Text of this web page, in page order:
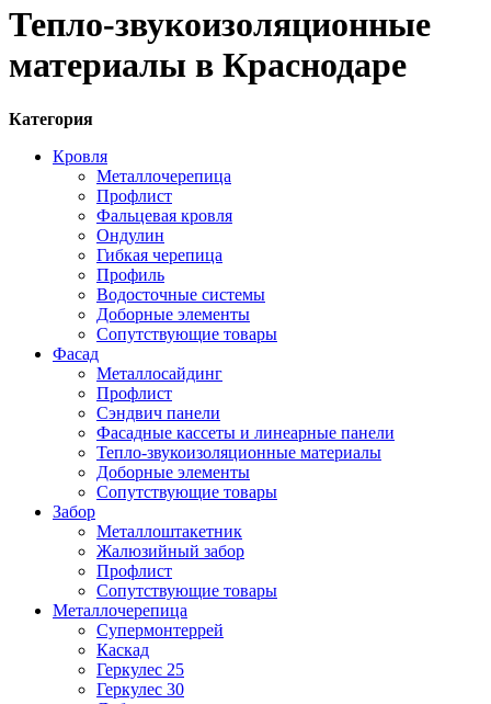
Тепло-звукоизоляционные
материалы в Краснодаре
Категория
Кровля
Металлочерепица
Профлист
Фальцевая кровля
Ондулин
Гибкая черепица
Профиль
Водосточные системы
Доборные элементы
Сопутствующие товары
Фасад
Металлосайдинг
Профлист
Сэндвич панели
Фасадные кассеты и линеарные панели
Тепло-звукоизоляционные материалы
Доборные элементы
Сопутствующие товары
Забор
Металлоштакетник
Жалюзийный забор
Профлист
Сопутствующие товары
Металлочерепица
Супермонтеррей
Каскад
Геркулес 25
Геркулес 30